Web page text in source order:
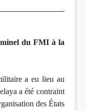
du FMI à la
a eu lieu au
a été contraint
des États